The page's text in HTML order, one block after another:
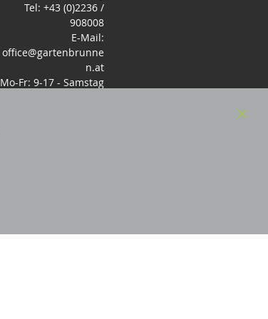
Tel: +43 (0)2236 /
908008
E-Mail:
office@gartenbrunne
n.at
Mo-Fr: 9-17 - Samstag